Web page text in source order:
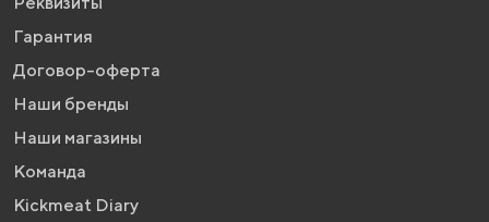
Гарантия
Договор-оферта
Наши бренды
Наши магазины
Команда
Kickmeat Diary